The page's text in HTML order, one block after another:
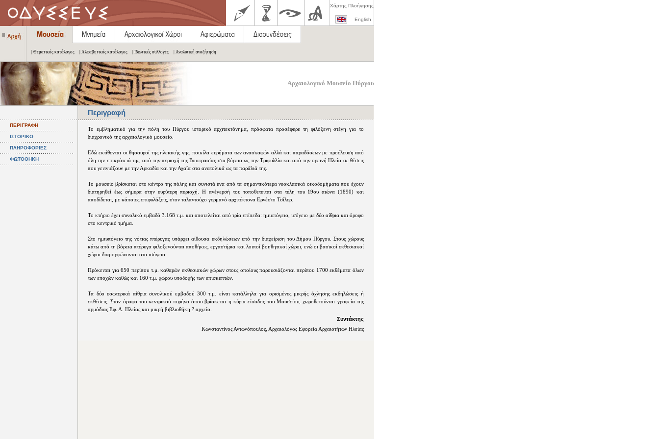
Χάρτης Πλοήγησης
English
| Θεματικός κατάλογος | Αλφαβητικός κατάλογος | Ιδιωτικές συλλογές | Αναλυτική αναζήτηση
Αρχαιολογικό Μουσείο Πύργου
Περιγραφή
ΠΕΡΙΓΡΑΦΗ
ΙΣΤΟΡΙΚΟ
ΠΛΗΡΟΦΟΡΙΕΣ
ΦΩΤΟΘΗΚΗ
Το εμβληματικό για την πόλη του Πύργου ιστορικό αρχιτεκτόνημα, πρόσφατα προσέφερε τη φιλόξενη στέγη για το
διαχρονικό της αρχαιολογικό μουσείο.
Εδώ εκτίθενται οι θησαυροί της ηλειακής γης, ποικίλα ευρήματα των ανασκαφών αλλά και παραδόσεων με προέλευση από
όλη την επικράτειά της, από την περιοχή της Βουπρασίας στα βόρεια ως την Τριφυλλία και από την ορεινή Ηλεία σε θέσεις
που γειτνιάζουν με την Αρκαδία και την Αχαΐα στα ανατολικά ως τα παράλιά της.
Το μουσείο βρίσκεται στο κέντρο της πόλης και συνιστά ένα από τα σημαντικότερα νεοκλασικά οικοδομήματα που έχουν
διατηρηθεί έως σήμερα στην ευρύτερη περιοχή. Η ανέγερσή του τοποθετείται στα τέλη του 19ου αιώνα (1890) και
αποδίδεται, με κάποιες επιφυλάξεις, στον ταλαντούχο γερμανό αρχιτέκτονα Ερνέστο Τσίλερ.
Το κτήριο έχει συνολικό εμβαδό 3.168 τ.μ. και αποτελείται από τρία επίπεδα: ημιυπόγειο, ισόγειο με δύο αίθρια και όροφο
στο κεντρικό τμήμα.
Στο ημιυπόγειο της νότιας πτέρυγας υπάρχει αίθουσα εκδηλώσεων υπό την διαχείριση του Δήμου Πύργου. Στους χώρους
κάτω από τη βόρεια πτέρυγα φιλοξενούνται αποθήκες, εργαστήρια και λοιποί βοηθητικοί χώροι, ενώ οι βασικοί εκθεσιακοί
χώροι διαμορφώνονται στο ισόγειο.
Πρόκειται για 650 περίπου τ.μ. καθαρών εκθεσιακών χώρων στους οποίους παρουσιάζονται περίπου 1700 εκθέματα όλων
των εποχών καθώς και 160 τ.μ. χώρου υποδοχής των επισκεπτών.
Τα δύο εσωτερικά αίθρια συνολικού εμβαδού 300 τ.μ. είναι κατάλληλα για ορισμένες μικρής όχλησης εκδηλώσεις ή
εκθέσεις. Στον όροφο του κεντρικού πυρήνα όπου βρίσκεται η κύρια είσοδος του Μουσείου, χωροθετούνται γραφεία της
αρμόδιας Εφ. Α. Ηλείας και μικρή βιβλιοθήκη ? αρχείο.
Συντάκτης
Κωνσταντίνος Αντωνόπουλος, Αρχαιολόγος Εφορεία Αρχαιοτήτων Ηλείας